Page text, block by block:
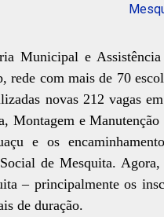
Municipal e
rede com mais de 70
novas 212 vagas
Montagem e
e os
de Mesquita.
– principalmente os
de duração.